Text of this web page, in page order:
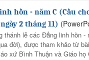
hồn - năm C (Cầu
2 tháng 11)
thánh lễ các Đẳng linh hồn -
đời), được tham khảo từ
xứ Bình Thuận và Giáo họ